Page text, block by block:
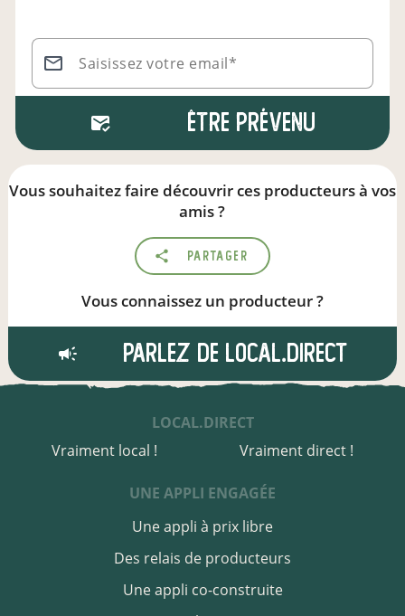
Saisissez votre email*
Être prévenu
Vous souhaitez faire découvrir ces producteurs à vos
amis ?
Partager
Vous connaissez un producteur ?
Parlez de local.direct
LOCAL.DIRECT
Vraiment local !
Vraiment direct !
UNE APPLI ENGAGÉE
Une appli à prix libre
Des relais de producteurs
Une appli co-construite